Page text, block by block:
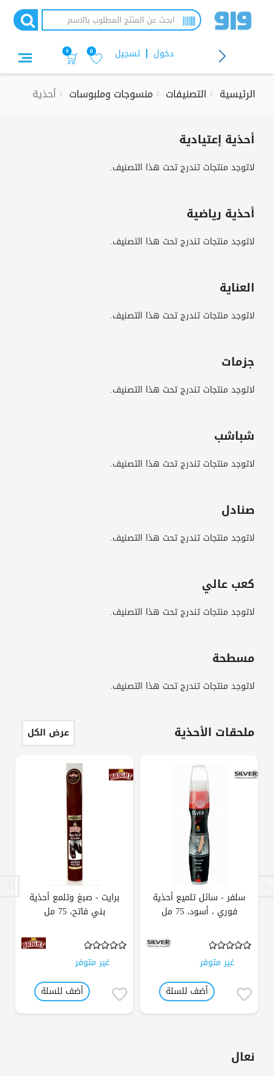
تسجيل دخول 0
0
الرئيسية التصنيفات منسوجات وملبوسات أحذية
أحذية إعتيادية
لاتوجد منتجات تندرج تحت هذا التصنيف.
أحذية رياضية
لاتوجد منتجات تندرج تحت هذا التصنيف.
العناية
لاتوجد منتجات تندرج تحت هذا التصنيف.
جزمات
لاتوجد منتجات تندرج تحت هذا التصنيف.
شباشب
لاتوجد منتجات تندرج تحت هذا التصنيف.
صنادل
لاتوجد منتجات تندرج تحت هذا التصنيف.
كعب عالي
لاتوجد منتجات تندرج تحت هذا التصنيف.
مسطحة
لاتوجد منتجات تندرج تحت هذا التصنيف.
ملحقات الأحذية
سلفر - سائل تلميع أحذية
فوري ، أسود، 75 مل
غير متوفر
أضف للسلة
برايت - صبغ وتلمع أحذية
بني فاتح، 75 مل
غير متوفر
أضف للسلة
عرض الكل
نعال